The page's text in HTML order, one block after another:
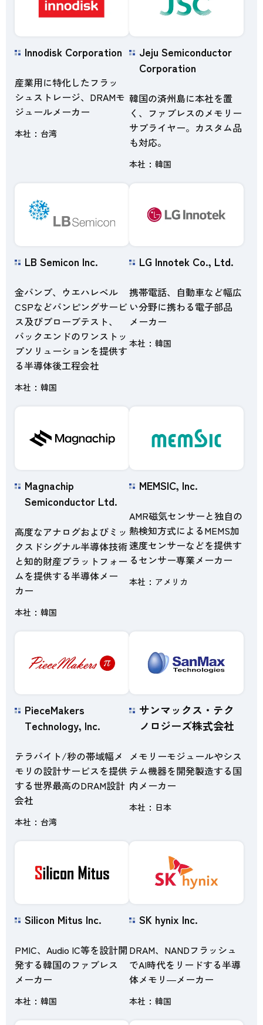
Innodisk Corporation
本社 台湾
産業用に特化したフラッ
シュストレージ、DRAMモ
ジュールメーカー
Jeju Semiconductor
Corporation
本社 韓国
韓国の済州島に本社を置
く、ファブレスのメモリー
サプライヤー。カスタム品
も対応。
LB Semicon Inc.
本社 韓国
金バンプ、ウエハレベル
CSPなどバンピングサービ
ス及びプローブテスト、
バックエンドのワンストッ
プソリューションを提供す
る半導体後工程会社
LG Innotek Co., Ltd.
本社 韓国
携帯電話、自動車など幅広
い分野に携わる電子部品
メーカー
Magnachip
Semiconductor Ltd.
本社 韓国
高度なアナログおよびミッ
クスドシグナル半導体技術
と知的財産プラットフォー
ムを提供する半導体メー
カー
MEMSIC, Inc.
本社 アメリカ
AMR磁気センサーと独自の
熱検知方式によるMEMS加
速度センサーなどを提供す
るセンサー専業メーカー
PieceMakers
Technology, Inc.
本社 台湾
テラバイト/秒の帯域幅メ
モリの設計サービスを提供
する世界最高のDRAM設計
会社
サンマックス・テク
ノロジーズ株式会社
本社 日本
メモリーモジュールやシス
テム機器を開発製造する国
内メーカー
Silicon Mitus Inc.
本社 韓国
PMIC、Audio IC等を設計開
発する韓国のファブレス
メーカー
SK hynix Inc.
本社 韓国
DRAM、NANDフラッシュ
でAI時代をリードする半導
体メモリ―メーカー